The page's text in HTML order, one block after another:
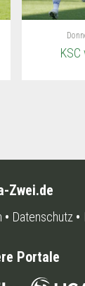
Zwei.de
Datenschutz
Portale